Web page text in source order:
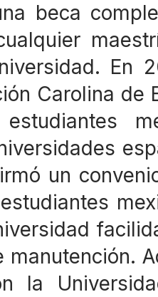
beca
En
Carolina de
un
manutención.
la